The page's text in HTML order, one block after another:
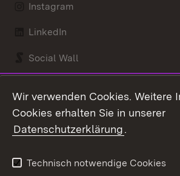
Instagram
LinkedIn
Social Wall
Kontakt
Wir verwenden Cookies. Weitere
Cookies erhalten Sie in unserer
Datenschutzerklärung.
Technisch notwendige Cookies